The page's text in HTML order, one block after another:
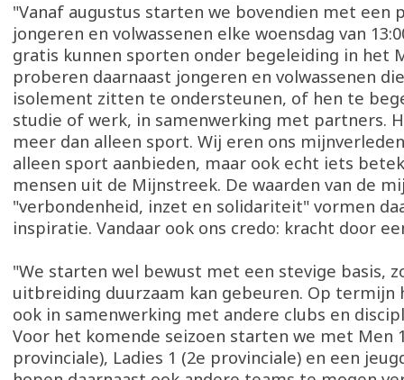
"Vanaf augustus starten we bovendien met een
jongeren en volwassenen elke woensdag van
gratis kunnen sporten onder begeleiding in het
proberen daarnaast jongeren en volwassenen
isolement zitten te ondersteunen, of hen te
studie of werk, in samenwerking met partners.
meer dan alleen sport. Wij eren ons
alleen sport aanbieden, maar ook echt iets
mensen uit de Mijnstreek. De waarden van de
"verbondenheid, inzet en solidariteit" vormen
inspiratie. Vandaar ook ons credo: kracht door
"We starten wel bewust met een stevige basis,
uitbreiding duurzaam kan gebeuren. Op termijn
ook in samenwerking met andere clubs en
Voor het komende seizoen starten we met Men
provinciale), Ladies 1 (2e provinciale) en een